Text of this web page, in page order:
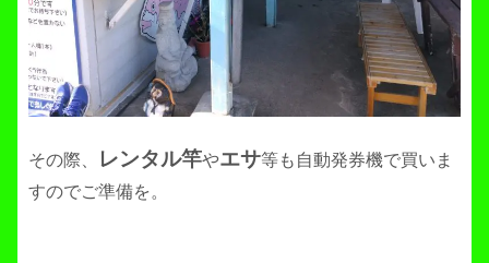
その際、 レンタル竿やエサ等も自動発券機で買いま
すのでご準備を。